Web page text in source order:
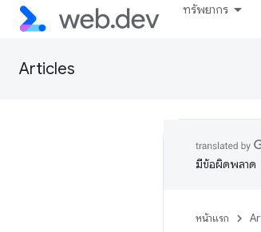
ทรัพยากร
Articles
มีข้อผิดพลาด
หน้าแรก